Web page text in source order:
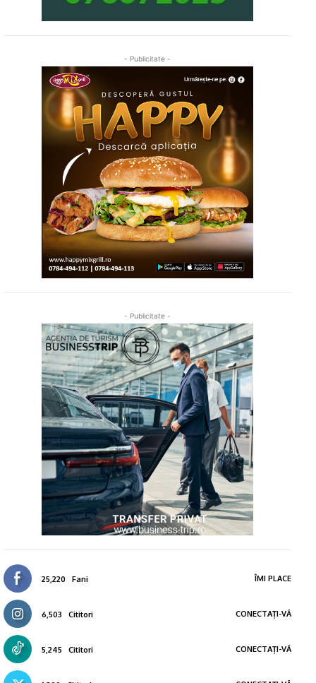
- Publicitate -
- Publicitate -
25,220 Fani ÎMI PLACE
6,503 Cititori CONECTAȚI-VĂ
5,245 Cititori CONECTAȚI-VĂ